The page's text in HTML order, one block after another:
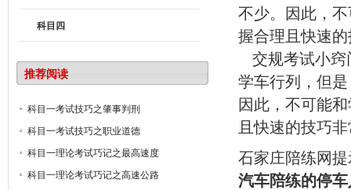
科目四
推荐阅读
科目一考试技巧之肇事判刑
科目一考试技巧之职业道德
科目一理论考试巧记之最高速度
科目一理论考试巧记之高速公路
不少。因此，
握合理且快速
交规考试小窍
学车行列，但
因此，不可能
且快速的技巧
石家庄陪练网
汽车陪练的停